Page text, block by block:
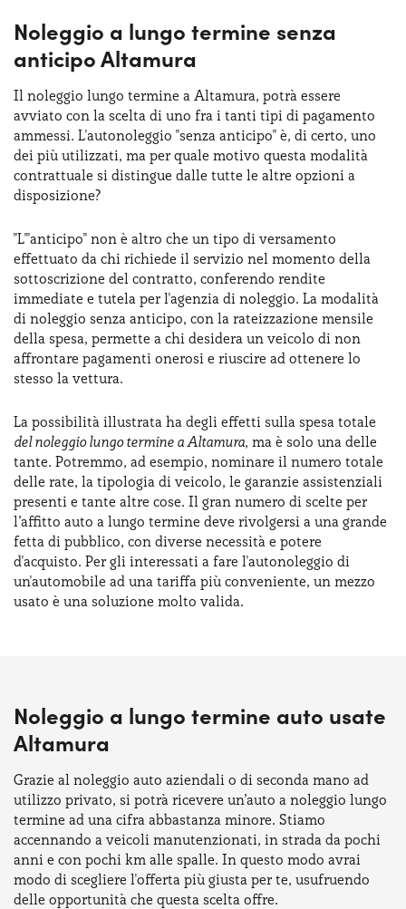
Noleggio a lungo termine senza
anticipo Altamura
Il noleggio lungo termine a Altamura, potrà essere
avviato con la scelta di uno fra i tanti tipi di pagamento
ammessi. L'autonoleggio "senza anticipo" è, di certo, uno
dei più utilizzati, ma per quale motivo questa modalità
contrattuale si distingue dalle tutte le altre opzioni a
disposizione?
"L'"anticipo" non è altro che un tipo di versamento
effettuato da chi richiede il servizio nel momento della
sottoscrizione del contratto, conferendo rendite
immediate e tutela per l'agenzia di noleggio. La modalità
di noleggio senza anticipo, con la rateizzazione mensile
della spesa, permette a chi desidera un veicolo di non
affrontare pagamenti onerosi e riuscire ad ottenere lo
stesso la vettura.
La possibilità illustrata ha degli effetti sulla spesa totale
del noleggio lungo termine a Altamura, ma è solo una delle
tante. Potremmo, ad esempio, nominare il numero totale
delle rate, la tipologia di veicolo, le garanzie assistenziali
presenti e tante altre cose. Il gran numero di scelte per
l’affitto auto a lungo termine deve rivolgersi a una grande
fetta di pubblico, con diverse necessità e potere
d'acquisto. Per gli interessati a fare l'autonoleggio di
un'automobile ad una tariffa più conveniente, un mezzo
usato è una soluzione molto valida.
Noleggio a lungo termine auto usate
Altamura
Grazie al noleggio auto aziendali o di seconda mano ad
utilizzo privato, si potrà ricevere un’auto a noleggio lungo
termine ad una cifra abbastanza minore. Stiamo
accennando a veicoli manutenzionati, in strada da pochi
anni e con pochi km alle spalle. In questo modo avrai
modo di scegliere l'offerta più giusta per te, usufruendo
delle opportunità che questa scelta offre.